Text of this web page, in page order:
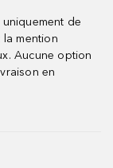
de
mention
Aucune option
en